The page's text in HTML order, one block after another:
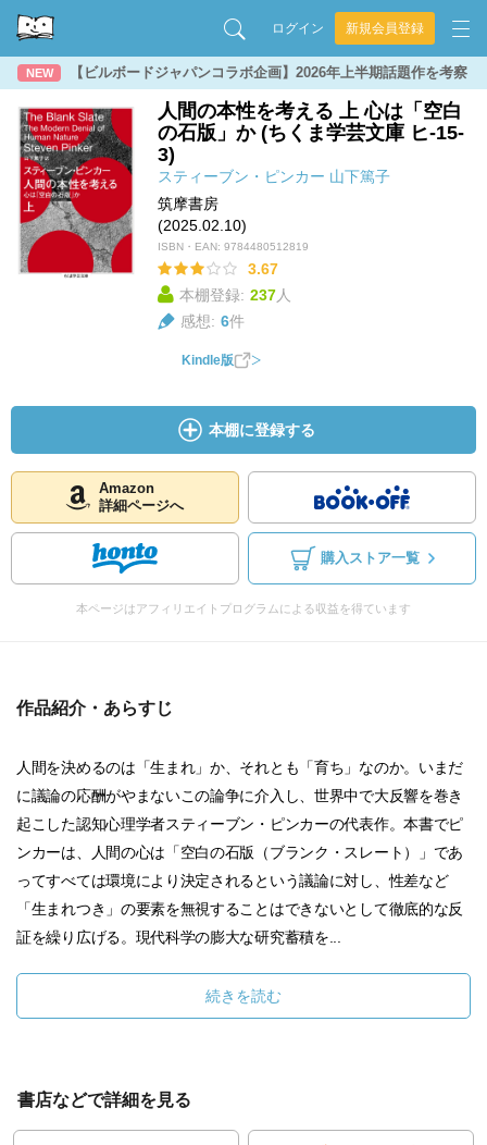
ログイン 新規会員登録
NEW 【ビルボードジャパンコラボ企画】2026年上半期話題作を考察
人間の本性を考える 上 心は「空白
の石版」か (ちくま学芸文庫 ヒ-15-
3)
スティーブン・ピンカー 山下篤子
筑摩書房
(2025.02.10)
ISBN・EAN: 9784480512819
3.67
本棚登録: 237人
感想: 6件
Kindle版
本棚に登録する
Amazon
詳細ページへ
購入ストア一覧
本ページはアフィリエイトプログラムによる収益を得ています
作品紹介・あらすじ
人間を決めるのは「生まれ」か、それとも「育ち」なのか。いまだ
に議論の応酬がやまないこの論争に介入し、世界中で大反響を巻き
起こした認知心理学者スティーブン・ピンカーの代表作。本書でピ
ンカーは、人間の心は「空白の石版（ブランク・スレート）」であ
ってすべては環境により決定されるという議論に対し、性差など
「生まれつき」の要素を無視することはできないとして徹底的な反
証を繰り広げる。現代科学の膨大な研究蓄積を...
続きを読む
書店などで詳細を見る